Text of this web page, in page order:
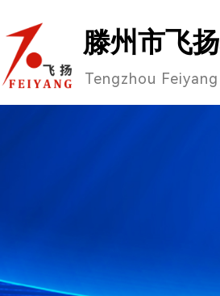
滕州市飞
Tengzhou